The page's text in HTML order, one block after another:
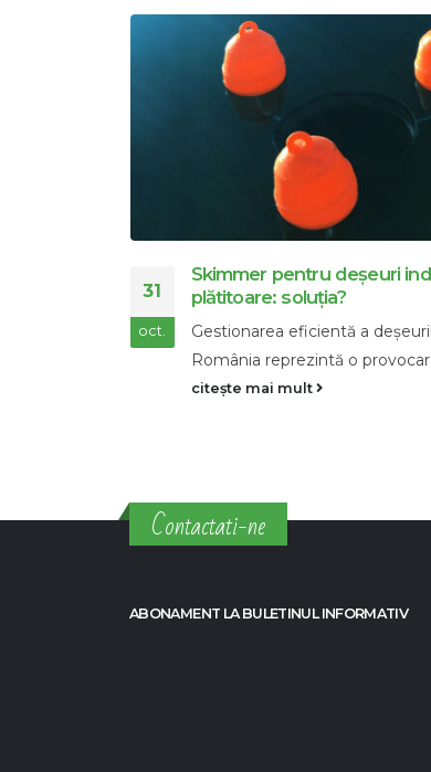
18
dec.
Agenți de curățare
Сleaning agents Econadin -
încredere pentru soluții
citește mai mult